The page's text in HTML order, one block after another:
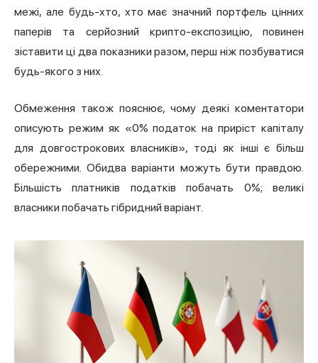
межі, але будь-хто, хто має значний портфель цінних
паперів та серйозний крипто-експозицію, повинен
зіставити ці два показники разом, перш ніж позбуватися
будь-якого з них.
Обмеження також пояснює, чому деякі коментатори
описують режим як «0% податок на приріст капіталу
для довгострокових власників», тоді як інші є більш
обережними. Обидва варіанти можуть бути правдою.
Більшість платників податків побачать 0%; великі
власники побачать гібридний варіант.